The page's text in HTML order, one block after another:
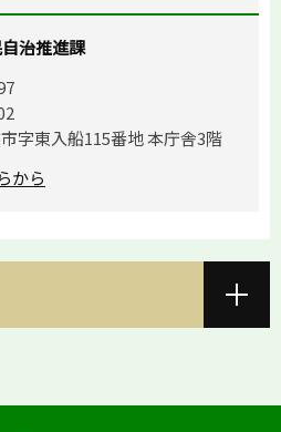
治推進課
字東入船115番地 本庁舎3階
から